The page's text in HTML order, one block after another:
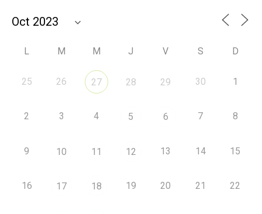
L M M J V S D
25 26 27 28 29 30 1
2 3 4 5 6 7 8
9 10 11 12 13 14 15
16 17 18 19 20 21 22